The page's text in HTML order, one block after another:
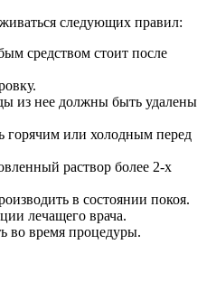
следующих правил:
средством стоит после
из нее должны быть удалены
горячим или холодным перед
раствор более 2-х
в состоянии покоя.
лечащего врача.
во время процедуры.